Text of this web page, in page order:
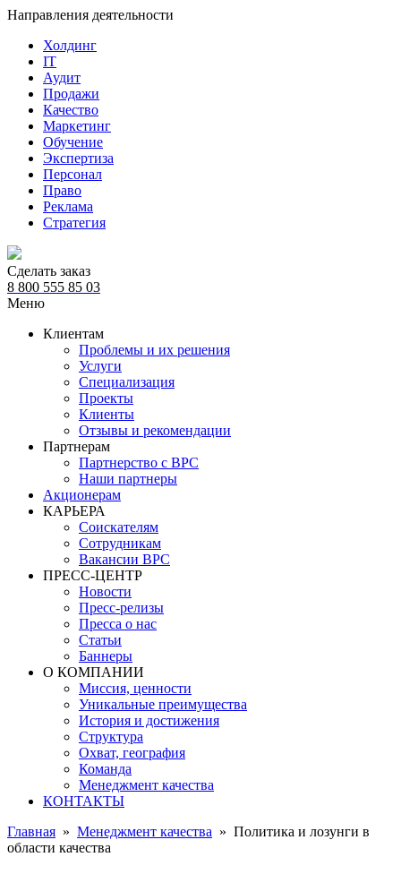
Направления деятельности
Холдинг
IT
Аудит
Продажи
Качество
Маркетинг
Обучение
Экспертиза
Персонал
Право
Реклама
Стратегия
Сделать заказ
8 800 555 85 03
Меню
Клиентам
Проблемы и их решения
Услуги
Специализация
Проекты
Клиенты
Отзывы и рекомендации
Партнерам
Партнерство с BPC
Наши партнеры
Акционерам
КАРЬЕРА
Соискателям
Сотрудникам
Вакансии BPC
ПРЕСС-ЦЕНТР
Новости
Пресс-релизы
Пресса о нас
Статьи
Баннеры
О КОМПАНИИ
Миссия, ценности
Уникальные преимущества
История и достижения
Структура
Охват, география
Команда
Менеджмент качества
КОНТАКТЫ
Главная » Менеджмент качества » Политика и лозунги в
области качества